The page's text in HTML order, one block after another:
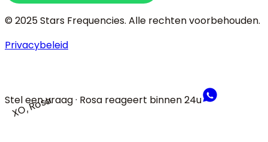
© 2025 Stars Frequencies. Alle rechten voorbehouden.
Privacybeleid
XO, Rosa
Stel een vraag · Rosa reageert binnen 24u